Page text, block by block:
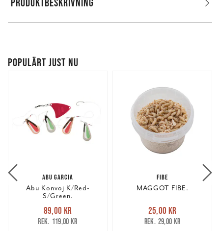
PRODUKTBESKRIVNING
POPULÄRT JUST NU
ABU GARCIA
Abu Konvoj K/Red-
S/Green.
Nuvarande pris
89,00 krTidigare pris
119,00 kr
89,00 kr
119,00 kr
FIBE
MAGGOT FIBE.
Nuvarande pris
25,00 krTidigare pris
29,00 kr
25,00 kr
29,00 kr